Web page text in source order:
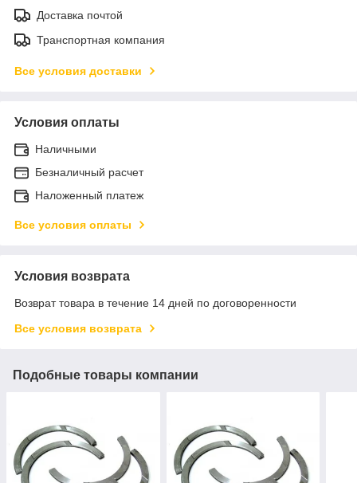
Доставка почтой
Транспортная компания
Все условия доставки
Условия оплаты
Наличными
Безналичный расчет
Наложенный платеж
Все условия оплаты
Условия возврата
Возврат товара в течение 14 дней по договоренности
Все условия возврата
Подобные товары компании